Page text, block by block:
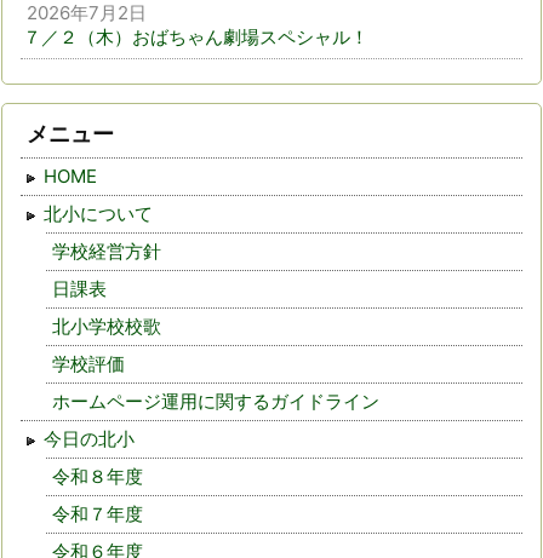
2026年7月2日
７／２（木）おばちゃん劇場スペシャル！
メニュー
HOME
北小について
学校経営方針
日課表
北小学校校歌
学校評価
ホームページ運用に関するガイドライン
今日の北小
令和８年度
令和７年度
令和６年度